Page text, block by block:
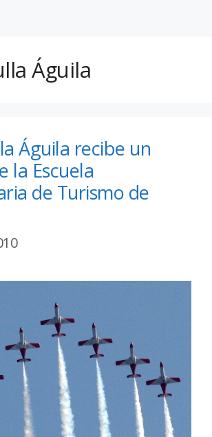
Águila
Águila recibe un
la Escuela
de Turismo de